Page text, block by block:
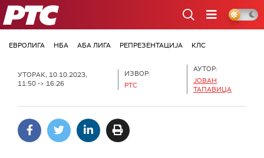
РТС
ЕВРОЛИГА НБА АБА ЛИГА РЕПРЕЗЕНТАЦИЈА КЛС
УТОРАК, 10.10.2023,
11:50 -> 16:26
ИЗВОР:
РТС
АУТОР:
ЈОВАН
ТАПАВИЦА